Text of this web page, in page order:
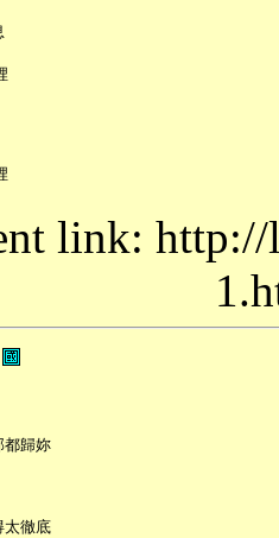
link:
都歸妳
太徹底